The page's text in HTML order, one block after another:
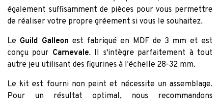
également suffisamment de pièces pour vous permettre
de réaliser votre propre gréement si vous le souhaitez.
Le Guild Galleon est fabriqué en MDF de 3 mm et est
conçu pour Carnevale. Il s'intègre parfaitement à tout
autre jeu utilisant des figurines à l'échelle 28-32 mm.
Le kit est fourni non peint et nécessite un assemblage.
Pour un résultat optimal, nous recommandons